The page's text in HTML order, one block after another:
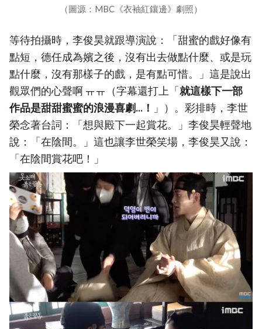
（圖源：MBC《衣袖紅鑲邊》劇照）
等待拍攝時，李俊昊就跟導演說：「甜蜜的戲好像有
點短，德任成為嬪之後，沒有出去做點什麼、或是玩
點什麼，沒有那樣子的戲，是有點可惜。」這是說出
觀眾們的心聲啊 ㅠㅠ（字幕還打上「就這樣下一部
作品是甜甜蜜蜜的浪漫喜劇...！
」）。彩排時，李世
榮念著台詞：「想與殿下一起賞花。」李俊昊輕聲地
說：「在陰間。」這也讓李世榮笑場，李俊昊又說：
「在陰間賞花吧！」